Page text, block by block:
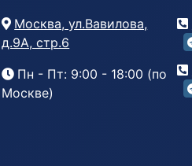
Москва, ул.Вавилова,
д.9А, стр.6
Пн - Пт: 9:00 - 18:00 (по
Москве)